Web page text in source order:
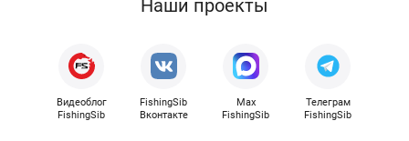
Наши проекты
Видеоблог
FishingSib
FishingSib
Вконтакте
Max
FishingSib
Телеграм
FishingSib